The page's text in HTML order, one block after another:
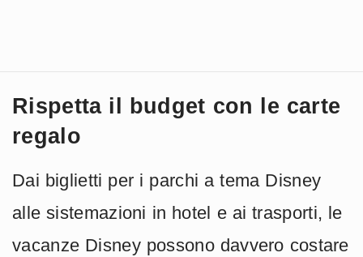
Rispetta il budget con le carte
regalo
Dai biglietti per i parchi a tema Disney
alle sistemazioni in hotel e ai trasporti, le
vacanze Disney possono davvero costare